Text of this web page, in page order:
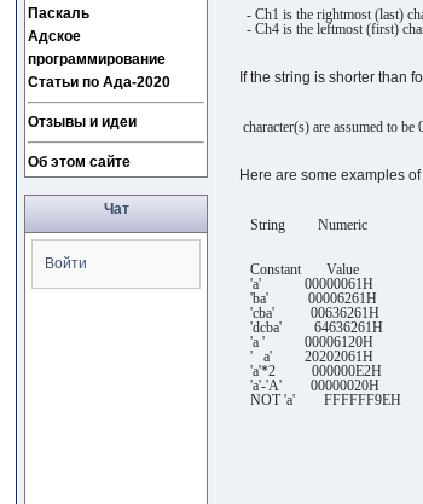
Паскаль
Адское
программирование
Статьи по Ада-2020
Отзывы и идеи
Об этом сайте
Чат
Войти
- Ch1 is the rightmost (last)
- Ch4 is the leftmost (first)
If the string is shorter than
character(s) are assumed to be
Here are some examples
String Numeric
Constant Value
'a' 00000061H
'ba' 00006261H
'cba' 00636261H
'dcba' 64636261H
'a ' 00006120H
' a' 20202061H
'a'*2 000000E2H
'a'-'A' 00000020H
NOT 'a' FFFFFF9EH